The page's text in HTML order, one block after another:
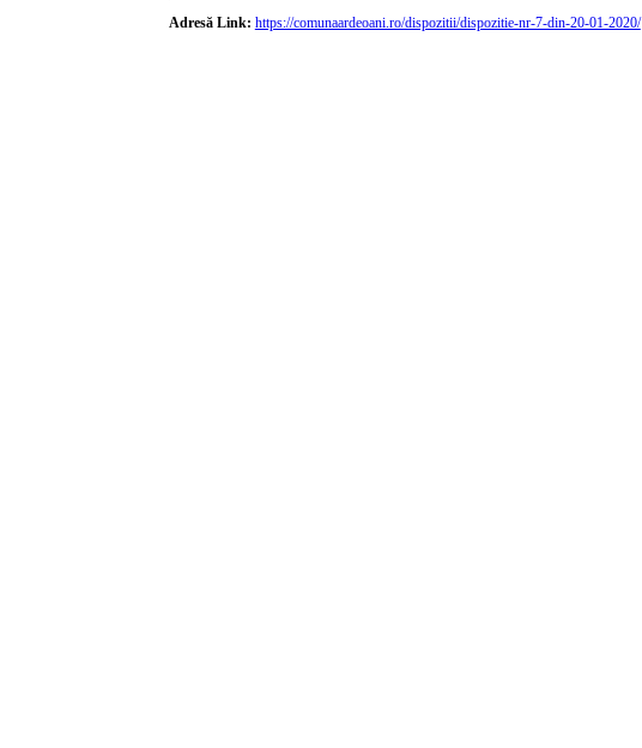
Adresă Link: https://comunaardeoani.ro/dispozitii/dispozitie-nr-7-din-20-01-2020/